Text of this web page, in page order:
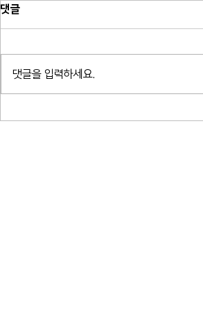
댓글
댓글을 입력하세요.